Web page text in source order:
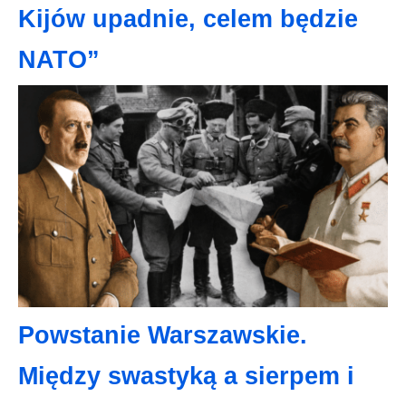
Kijów upadnie, celem będzie
NATO”
Powstanie Warszawskie.
Między swastyką a sierpem i